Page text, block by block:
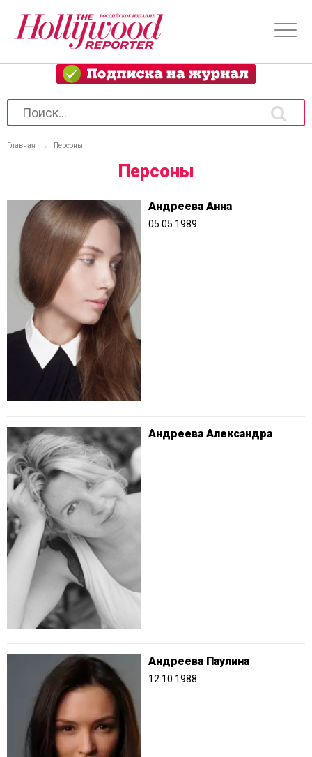
Главная → Персоны
Персоны
Андреева Анна
05.05.1989
Андреева Александра
Андреева Паулина
12.10.1988